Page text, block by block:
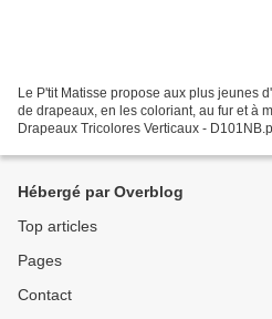
Le P'tit Matisse propose aux plus jeunes
de drapeaux, en les coloriant, au fur et à
Drapeaux Tricolores Verticaux -
Hébergé par Overblog
Top articles
Pages
Contact